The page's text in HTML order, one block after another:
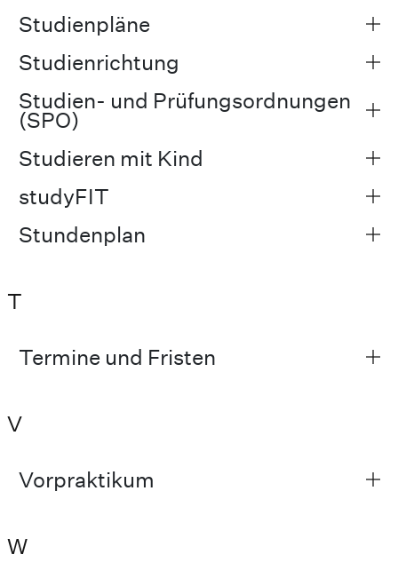
Studienpläne
Studienrichtung
Studien- und Prüfungsordnungen
(SPO)
Studieren mit Kind
studyFIT
Stundenplan
T
Termine und Fristen
V
Vorpraktikum
W